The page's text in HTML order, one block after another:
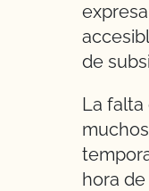
de
La falta
hora